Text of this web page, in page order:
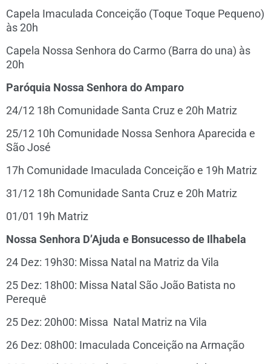
Capela Imaculada Conceição (Toque Toque Pequeno)
às 20h
Capela Nossa Senhora do Carmo (Barra do una) às
20h
Paróquia Nossa Senhora do Amparo
24/12 18h Comunidade Santa Cruz e 20h Matriz
25/12 10h Comunidade Nossa Senhora Aparecida e
São José
17h Comunidade Imaculada Conceição e 19h Matriz
31/12 18h Comunidade Santa Cruz e 20h Matriz
01/01 19h Matriz
Nossa Senhora D’Ajuda e Bonsucesso de Ilhabela
24 Dez: 19h30: Missa Natal na Matriz da Vila
25 Dez: 18h00: Missa Natal São João Batista no
Perequê
25 Dez: 20h00: Missa Natal Matriz na Vila
26 Dez: 08h00: Imaculada Conceição na Armação